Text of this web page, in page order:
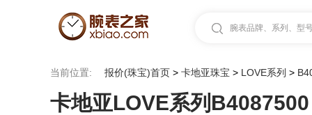
腕表品牌、系列、型
当前位置: 报价(珠宝)首页 > 卡地亚珠宝 > LOVE系列 >
卡地亚LOVE系列B4087500